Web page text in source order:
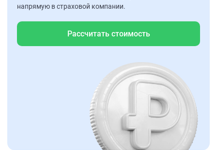
напрямую в страховой компании.
Рассчитать стоимость